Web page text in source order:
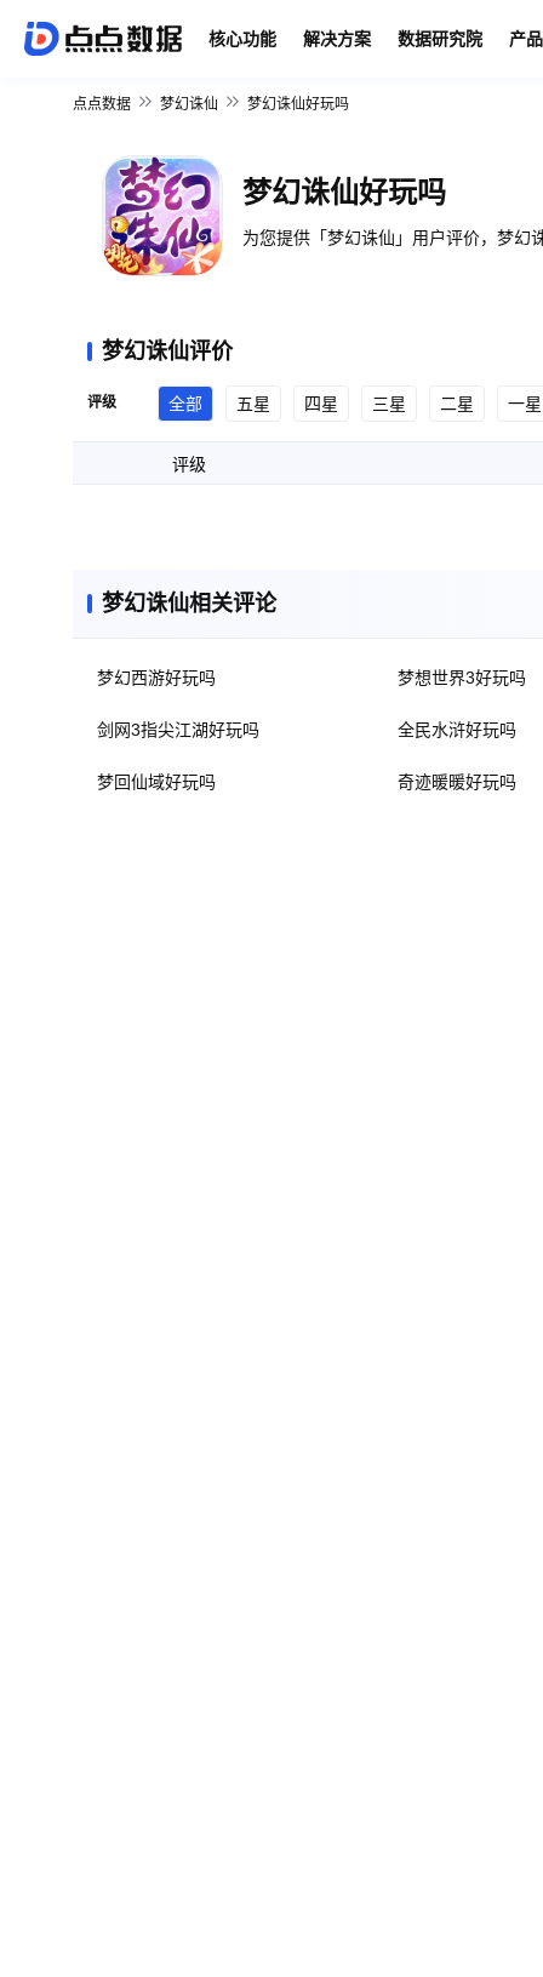
核心功能 解决方案 数据研究院 产
点点数据 梦幻诛仙 梦幻诛仙好玩吗
梦幻诛仙好玩吗
为您提供「梦幻诛仙」用户评价，梦幻
梦幻诛仙评价
评级 全部 五星 四星 三星 二星 一星
评级
梦幻诛仙相关评论
梦幻西游好玩吗 梦想世界3好玩吗
剑网3指尖江湖好玩吗 全民水浒好玩吗
梦回仙域好玩吗 奇迹暖暖好玩吗